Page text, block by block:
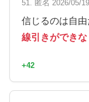
51. 匿名 2026/05/19
信じるのは自由
線引きができな
+42